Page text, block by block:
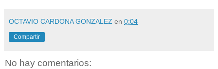
OCTAVIO CARDONA GONZALEZ en 0:04
Compartir
No hay comentarios: